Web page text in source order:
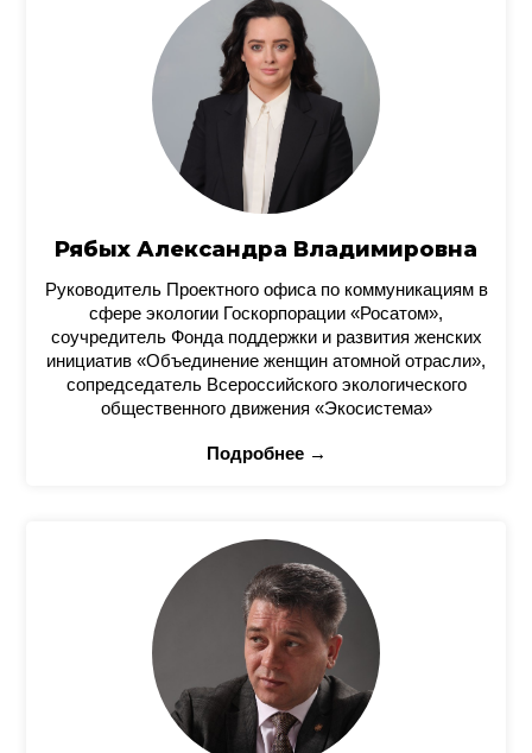
Рябых Александра Владимировна
Руководитель Проектного офиса по коммуникациям в
сфере экологии Госкорпорации «Росатом»,
соучредитель Фонда поддержки и развития женских
инициатив «Объединение женщин атомной отрасли»,
сопредседатель Всероссийского экологического
общественного движения «Экосистема»
Подробнее →